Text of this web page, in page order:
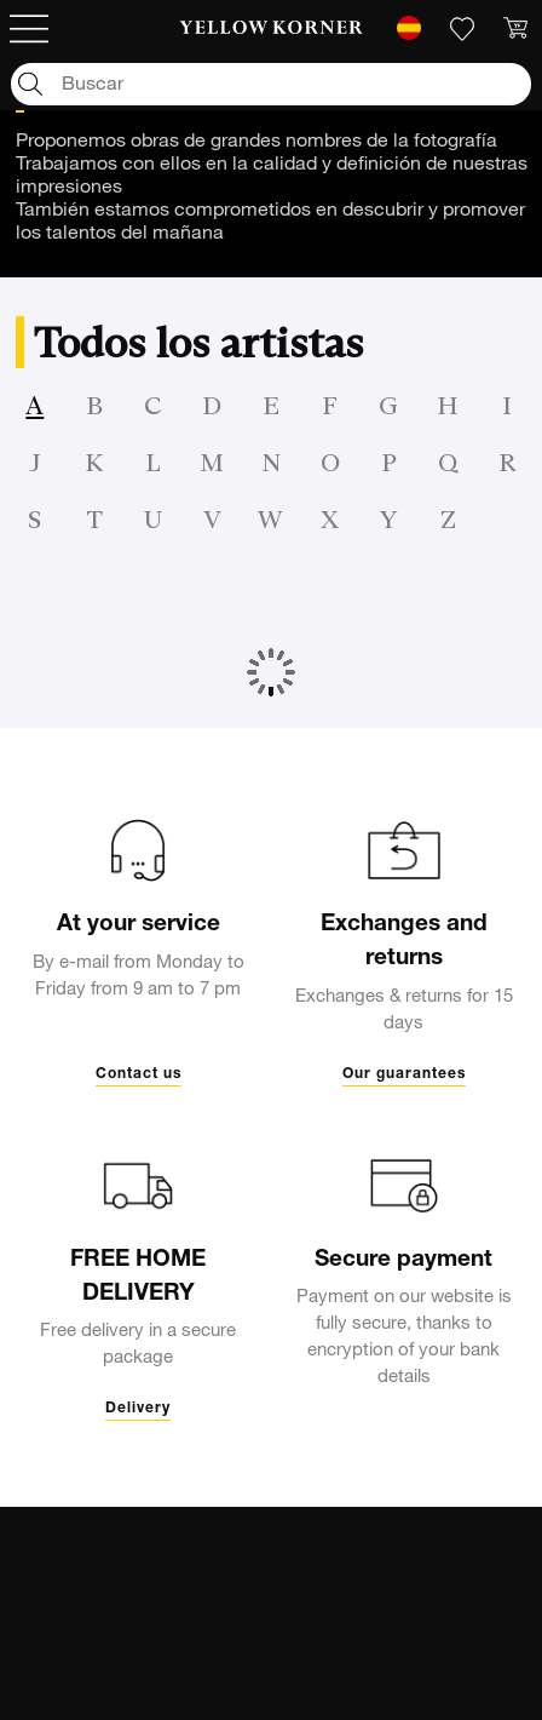
Artistas - A
Proponemos obras de grandes nombres de la fotografía
Trabajamos con ellos en la calidad y definición de nuestras
impresiones
También estamos comprometidos en descubrir y promover
los talentos del mañana
Todos los artistas
A B C D E F G H
I
J
K L M N O P Q
R
S
T U V W X Y Z
At your service
By e-mail from Monday to
Friday from 9 am to 7 pm
Contact us
Exchanges and
returns
Exchanges & returns for 15
days
Our guarantees
FREE HOME
DELIVERY
Free delivery in a secure
package
Delivery
Secure payment
Payment on our website is
fully secure, thanks to
encryption of your bank
details